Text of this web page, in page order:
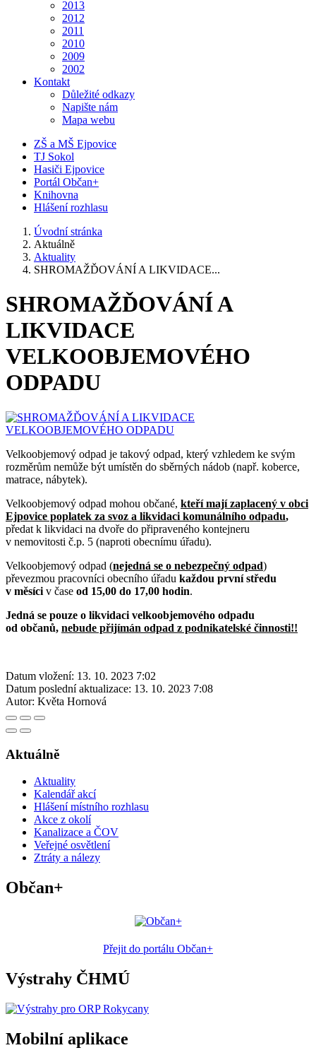
2013
2012
2011
2010
2009
2002
Kontakt
Důležité odkazy
Napište nám
Mapa webu
ZŠ a MŠ Ejpovice
TJ Sokol
Hasiči Ejpovice
Portál Občan+
Knihovna
Hlášení rozhlasu
Úvodní stránka
Aktuálně
Aktuality
SHROMAŽĎOVÁNÍ A LIKVIDACE...
SHROMAŽĎOVÁNÍ A
LIKVIDACE
VELKOOBJEMOVÉHO
ODPADU
Velkoobjemový odpad je takový odpad, který vzhledem ke svým
rozměrům nemůže být umístěn do sběrných nádob (např. koberce,
matrace, nábytek).
Velkoobjemový odpad mohou občané, kteří mají zaplacený v obci
Ejpovice poplatek za svoz a likvidaci komunálního odpadu,
předat k likvidaci na dvoře do připraveného kontejneru
v nemovitosti č.p. 5 (naproti obecnímu úřadu).
Velkoobjemový odpad (nejedná se o nebezpečný odpad)
převezmou pracovníci obecního úřadu každou první středu
v měsíci v čase od 15,00 do 17,00 hodin.
Jedná se pouze o likvidaci velkoobjemového odpadu
od občanů, nebude přijímán odpad z podnikatelské činnosti!!
Datum vložení: 13. 10. 2023 7:02
Datum poslední aktualizace: 13. 10. 2023 7:08
Autor: Květa Hornová
Aktuálně
Aktuality
Kalendář akcí
Hlášení místního rozhlasu
Akce z okolí
Kanalizace a ČOV
Veřejné osvětlení
Ztráty a nálezy
Občan+
Přejit do portálu Občan+
Výstrahy ČHMÚ
Mobilní aplikace